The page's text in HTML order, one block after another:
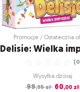
Promocje / Ostateczna
Delisie: Wielka
(0
Wysyłka dzisiaj
99,95zł 60,00 zł